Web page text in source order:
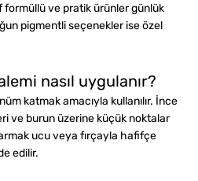
ve pratik ürünler günlük
pigmentli seçenekler ise özel
nasıl uygulanır?
katmak amacıyla kullanılır. İnce
ve burun üzerine küçük noktalar
ucu veya fırçayla hafifçe
edilir.